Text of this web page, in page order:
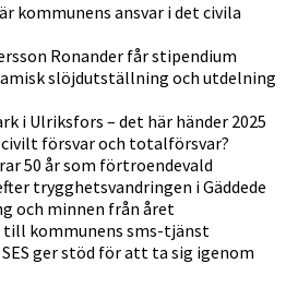
kommunens ansvar i det civila
Ronander får stipendium
slöjdutställning och utdelning
i Ulriksfors – det här händer 2025
civilt försvar och totalförsvar?
50 år som förtroendevald
trygghetsvandringen i Gäddede
och minnen från året
till kommunens sms-tjänst
ger stöd för att ta sig igenom